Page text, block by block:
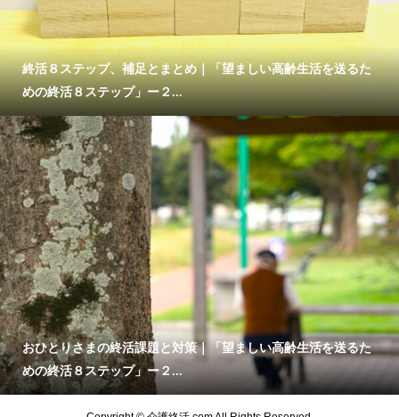
終活８ステップ、補足とまとめ｜「望ましい高齢生活を送るた
めの終活８ステップ」ー２...
おひとりさまの終活課題と対策｜「望ましい高齢生活を送るた
めの終活８ステップ」ー２...